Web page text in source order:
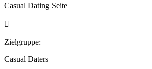
Casual Dating Seite
Zielgruppe:
Casual Daters